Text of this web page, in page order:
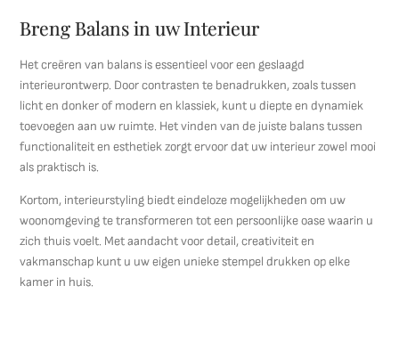
Breng Balans in uw Interieur
Het creëren van balans is essentieel voor een geslaagd
interieurontwerp. Door contrasten te benadrukken, zoals tussen
licht en donker of modern en klassiek, kunt u diepte en dynamiek
toevoegen aan uw ruimte. Het vinden van de juiste balans tussen
functionaliteit en esthetiek zorgt ervoor dat uw interieur zowel mooi
als praktisch is.
Kortom, interieurstyling biedt eindeloze mogelijkheden om uw
woonomgeving te transformeren tot een persoonlijke oase waarin u
zich thuis voelt. Met aandacht voor detail, creativiteit en
vakmanschap kunt u uw eigen unieke stempel drukken op elke
kamer in huis.